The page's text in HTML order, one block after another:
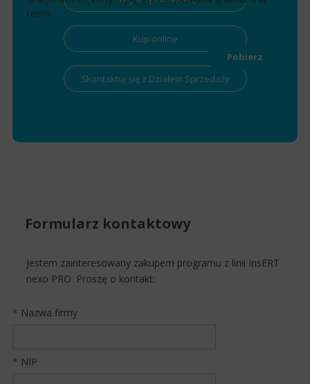
cennik.
Pobierz
Kup online
Skontaktuj się z Działem Sprzedaży
Formularz kontaktowy
Jestem zainteresowany zakupem programu z linii InsERT
nexo PRO. Proszę o kontakt:
* Nazwa firmy
* NIP